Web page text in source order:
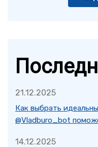
21.12.2025
Как выбрать
@Vladburo_bot
14.12.2025